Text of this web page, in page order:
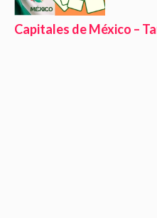
Capitales de México –